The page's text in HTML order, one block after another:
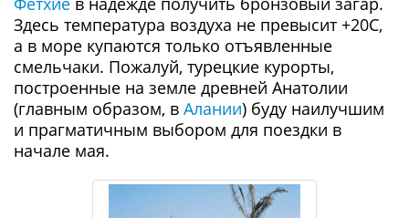
Здесь температура воздуха не превысит +20С,
а в море купаются только отъявленные
смельчаки. Пожалуй, турецкие курорты,
построенные на земле древней Анатолии
(главным образом, в Алании) буду наилучшим
и прагматичным выбором для поездки в
начале мая.